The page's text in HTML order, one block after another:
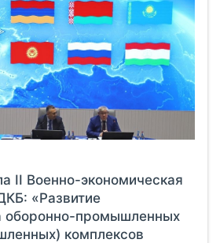
II Военно-экономическая
«Развитие
оборонно-промышленных
комплексов